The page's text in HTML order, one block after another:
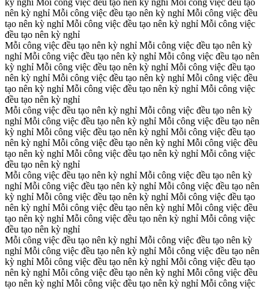
kỳ nghỉ Mỗi công việc đều tạo nên kỳ nghỉ Mỗi công việc đều tạo
nên kỳ nghỉ Mỗi công việc đều tạo nên kỳ nghỉ Mỗi công việc đều
tạo nên kỳ nghỉ Mỗi công việc đều tạo nên kỳ nghỉ Mỗi công việc
đều tạo nên kỳ nghỉ
Mỗi công việc đều tạo nên kỳ nghỉ Mỗi công việc đều tạo nên kỳ
nghỉ Mỗi công việc đều tạo nên kỳ nghỉ Mỗi công việc đều tạo nên
kỳ nghỉ Mỗi công việc đều tạo nên kỳ nghỉ Mỗi công việc đều tạo
nên kỳ nghỉ Mỗi công việc đều tạo nên kỳ nghỉ Mỗi công việc đều
tạo nên kỳ nghỉ Mỗi công việc đều tạo nên kỳ nghỉ Mỗi công việc
đều tạo nên kỳ nghỉ
Mỗi công việc đều tạo nên kỳ nghỉ Mỗi công việc đều tạo nên kỳ
nghỉ Mỗi công việc đều tạo nên kỳ nghỉ Mỗi công việc đều tạo nên
kỳ nghỉ Mỗi công việc đều tạo nên kỳ nghỉ Mỗi công việc đều tạo
nên kỳ nghỉ Mỗi công việc đều tạo nên kỳ nghỉ Mỗi công việc đều
tạo nên kỳ nghỉ Mỗi công việc đều tạo nên kỳ nghỉ Mỗi công việc
đều tạo nên kỳ nghỉ
Mỗi công việc đều tạo nên kỳ nghỉ Mỗi công việc đều tạo nên kỳ
nghỉ Mỗi công việc đều tạo nên kỳ nghỉ Mỗi công việc đều tạo nên
kỳ nghỉ Mỗi công việc đều tạo nên kỳ nghỉ Mỗi công việc đều tạo
nên kỳ nghỉ Mỗi công việc đều tạo nên kỳ nghỉ Mỗi công việc đều
tạo nên kỳ nghỉ Mỗi công việc đều tạo nên kỳ nghỉ Mỗi công việc
đều tạo nên kỳ nghỉ
Mỗi công việc đều tạo nên kỳ nghỉ Mỗi công việc đều tạo nên kỳ
nghỉ Mỗi công việc đều tạo nên kỳ nghỉ Mỗi công việc đều tạo nên
kỳ nghỉ Mỗi công việc đều tạo nên kỳ nghỉ Mỗi công việc đều tạo
nên kỳ nghỉ Mỗi công việc đều tạo nên kỳ nghỉ Mỗi công việc đều
tạo nên kỳ nghỉ Mỗi công việc đều tạo nên kỳ nghỉ Mỗi công việc